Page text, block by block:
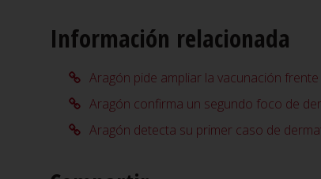
Información relacionada
Aragón pide ampliar la vacunación
Aragón confirma un segundo foco de
Aragón detecta su primer caso de